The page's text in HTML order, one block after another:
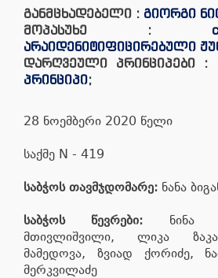
განმცხადებელი : გიორგი
მოპასუხე :
არაიდენიტიფიცირებული
დარღვეული პრინციპები :
პრინციპი;
28 ნოემბერი 2020 წელი
საქმე N - 419
საბჭოს თავმჯდომარე: ნანა
საბჭოს წევრები: ნინა
მთივლიშვილი, ლიკა
მამედოვა, ზვიად ქორიძე,
მერკვილაძე